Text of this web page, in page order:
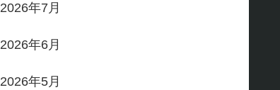
2026年7月
2026年6月
2026年5月